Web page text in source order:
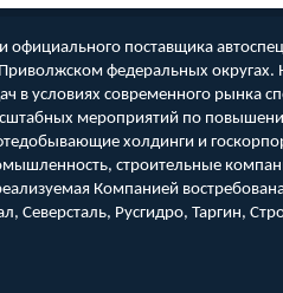
поставщика
федеральных округах.
условиях современного рынка
мероприятий по
холдинги и
строительные
Компанией
Северсталь, Русгидро, Таргин,